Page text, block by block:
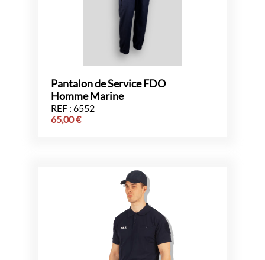
Pantalon de Service FDO
Homme Marine
REF : 6552
65,00€